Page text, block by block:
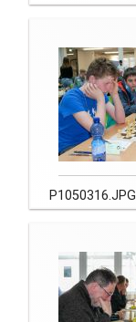
P1050316.JPG